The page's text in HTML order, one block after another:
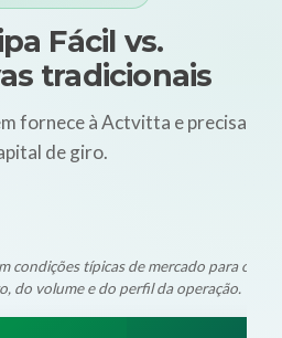
Fácil vs.
tradicionais
fornece à Actvitta e precisa
de giro.
condições típicas de mercado para
do volume e do perfil da operação.